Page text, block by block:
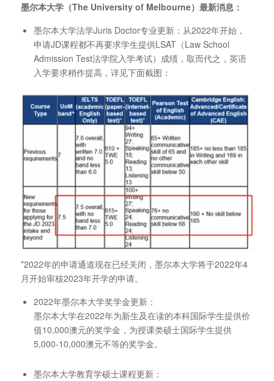
墨尔本大学（The University of Melbourne）最新消息：
墨尔本大学法学Juris Doctor专业更新：从2022年开始，
申请JD课程都不再要求学生提供LSAT（Law School
Admission Test法学院入学考试）成绩，取而代之，英语
入学要求稍作提高，详见下面截图：
*2022年的申请通道现在已经关闭，墨尔本大学将于2022年4
月开始审核2023年开学的申请。
2022年墨尔本大学奖学金更新：
墨尔本大学在2022年为新生及在读的本科国际学生提供价
值10,000澳元的奖学金，为授课类硕士国际学生提供
5,000-10,000澳元不等的奖学金。
墨尔本大学教育学硕士课程更新：